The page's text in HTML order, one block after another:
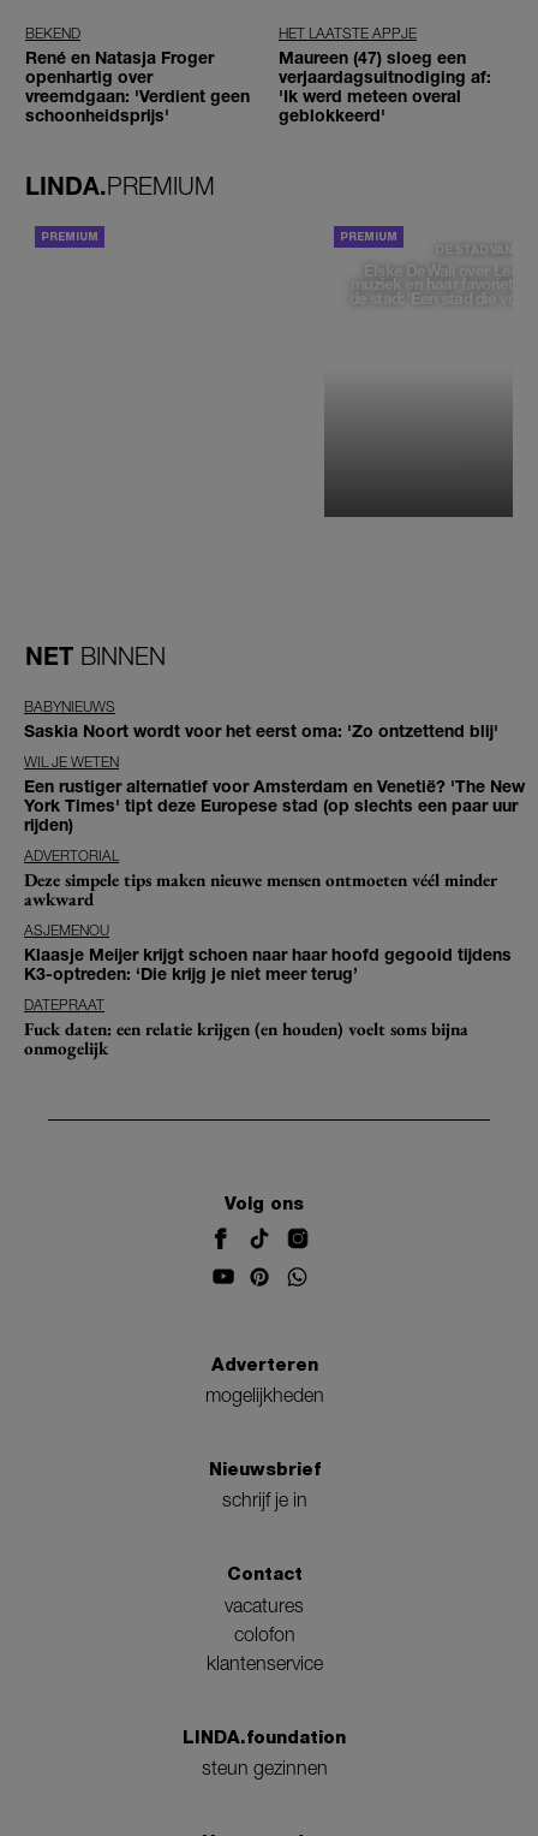
BEKEND
René en Natasja Froger
openhartig over
vreemdgaan: 'Verdient geen
schoonheidsprijs'
HET LAATSTE APPJE
Maureen (47) sloeg een
verjaardagsuitnodiging af:
'Ik werd meteen overal
geblokkeerd'
LINDA.PREMIUM
DE STAD VAN
Elske DeWall over
muziek en haar favoriete
de stad: 'Een stad die
NET BINNEN
BABYNIEUWS
Saskia Noort wordt voor het eerst oma: 'Zo ontzettend blij'
WIL JE WETEN
Een rustiger alternatief voor Amsterdam en Venetië? 'The New
York Times' tipt deze Europese stad (op slechts een paar uur
rijden)
ADVERTORIAL
Deze simpele tips maken nieuwe mensen ontmoeten véél minder
awkward
ASJEMENOU
Klaasje Meijer krijgt schoen naar haar hoofd gegooid tijdens
K3-optreden: ‘Die krijg je niet meer terug’
DATEPRAAT
Fuck daten: een relatie krijgen (en houden) voelt soms bijna
onmogelijk
Volg ons
Adverteren
mogelijkheden
Nieuwsbrief
schrijf je in
Contact
vacatures
colofon
klantenservice
LINDA.foundation
steun gezinnen